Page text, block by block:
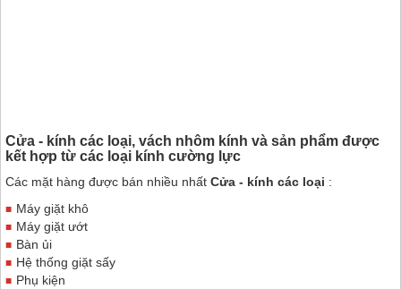
Cửa - kính các loại, vách nhôm kính và sản phẩm được
kết hợp từ các loại kính cường lực
Các mặt hàng được bán nhiều nhất Cửa - kính các loại :
Máy giặt khô
Máy giặt ướt
Bàn ủi
Hệ thống giặt sấy
Phụ kiện